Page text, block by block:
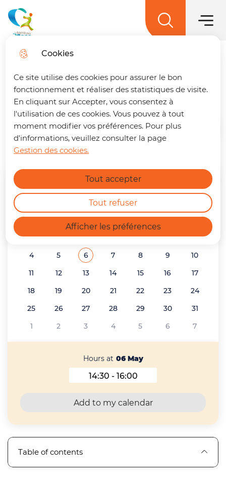
Cookies
Ce site utilise des cookies pour assurer le bon
fonctionnement et réaliser des statistiques de visite.
En cliquant sur Accepter, vous consentez à
l'utilisation de ces cookies. Vous pouvez à tout
moment modifier vos préférences. Pour plus
d'informations, veuillez consulter la page
Gestion des cookies.
Afficher les préférences
Tout accepter
Tout refuser
Skip to
menu
content
Skip to
site map
🚌 Vos déplacements simplifiés sur La
terre des 2 caps !Un trajet à préparer ?
Retrouvez dès maintenant notre nouvelle
page dédiée à la mobilité. En quelques clics,
vous pouvez :
Connaître l'horaire du prochain bus à
votre arrêt.
Consulter les tracés et fiches horaires
https://terredes2caps.fr/trouver-son-trajet
Find out more
La terre des 2 caps Menu
bougies
May2026
MON TUE WED THU FRI SAT SUN
27 28 29 30 1 2
3
4
5 See all the events of
6May 2026
7 8 9
10
11
12 13 14 15 16
17
18
19 20 21 22 23
24
25
26 27 28 29 30
31
1
2 3 4 5 6 7
Hours at 06 May
Hours at 06 May 2026
14:30 - 16:00
Add to my calendar
Table of contents